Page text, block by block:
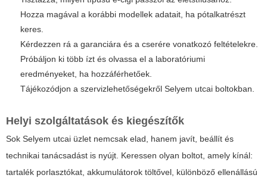
Hozza magával a korábbi modellek adatait, ha pótalkatrészt
keres.
Kérdezzen rá a garanciára és a cserére vonatkozó feltételekre.
Próbáljon ki több ízt és olvassa el a laboratóriumi
eredményeket, ha hozzáférhetőek.
Tájékozódjon a szervizlehetőségekről Selyem utcai boltokban.
Helyi szolgáltatások és kiegészítők
Sok Selyem utcai üzlet nemcsak elad, hanem javít, beállít és
technikai tanácsadást is nyújt. Keressen olyan boltot, amely kínál:
tartalék porlasztókat, akkumulátorok töltővel, különböző ellenállású